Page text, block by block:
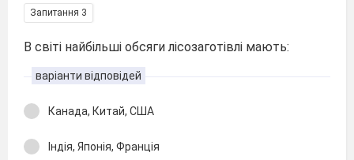
Запитання 3
В світі найбільші обсяги лісозаготівлі мають:
варіанти відповідей
Канада, Китай, США
Індія, Японія, Франція